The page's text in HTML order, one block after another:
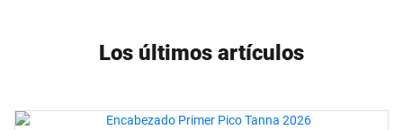
Los últimos artículos